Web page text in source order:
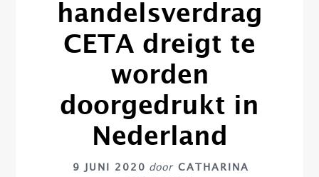
handelsverdrag
CETA dreigt te
worden
doorgedrukt in
Nederland
9 JUNI 2020 door CATHARINA